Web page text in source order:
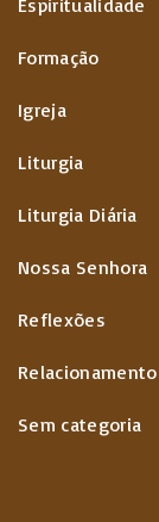
Espiritualidade
Formação
Igreja
Liturgia
Liturgia Diária
Nossa Senhora
Reflexões
Relacionamento
Sem categoria